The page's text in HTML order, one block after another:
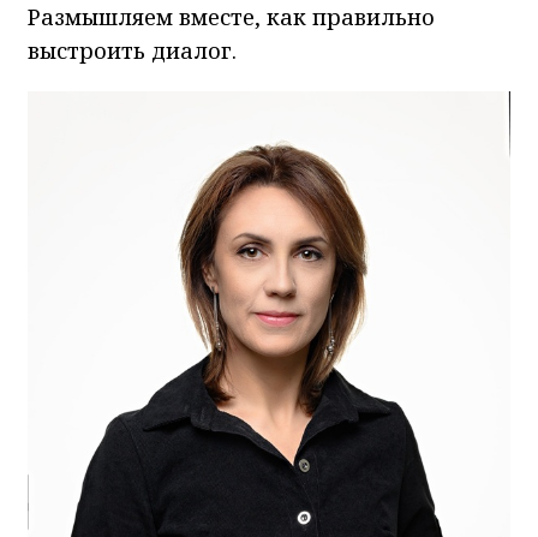
Размышляем вместе, как правильно
выстроить диалог.